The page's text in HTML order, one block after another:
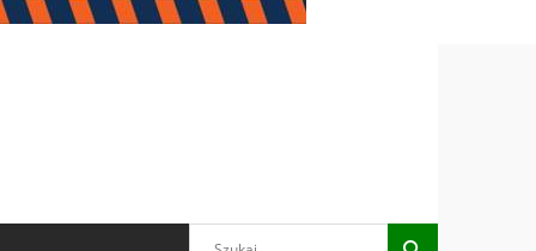
Search